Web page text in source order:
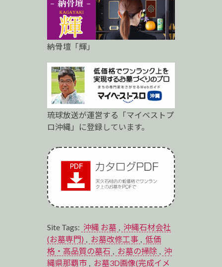
納骨壇「輝」
琉球放送が運営する「マイベストプ
ロ沖縄」に登録しています。
Site Tags: 沖縄 お墓
沖縄石材会社
(お墓専門)
お墓改修工事
低価
格・高品質の墓石
お墓の掃除
沖
縄県那覇市
お墓3D画像(完成イメ